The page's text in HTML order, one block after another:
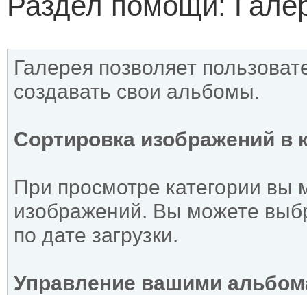
Галерея позволяет
создавать свои альбомы.
Сортировка изображений в
При просмотре категории вы
изображений. Вы можете
по дате загрузки.
Управление вашими